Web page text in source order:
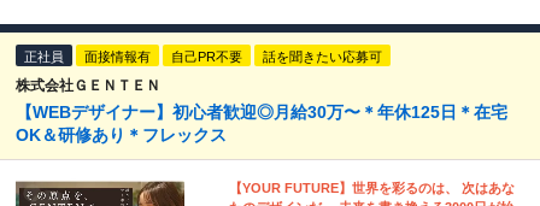
正社員 面接情報有 自己PR不要 話を聞きたい応募可
株式会社ＧＥＮＴＥＮ
【WEBデザイナー】初⼼者歓迎◎⽉給30万〜＊年休125⽇＊在宅
OK＆研修あり＊フレックス
【YOUR FUTURE】世界を彩るのは、 次はあな